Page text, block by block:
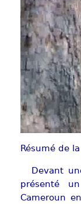
Résumé de
Devant
présenté
Cameroun